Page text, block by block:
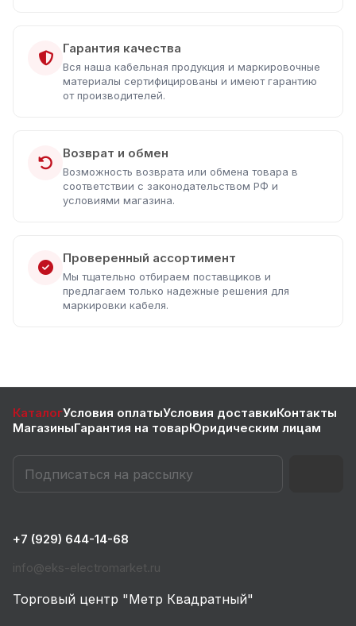
Гарантия качества
Вся наша кабельная продукция и маркировочные
материалы сертифицированы и имеют гарантию
от производителей.
Возврат и обмен
Возможность возврата или обмена товара в
соответствии с законодательством РФ и
условиями магазина.
Проверенный ассортимент
Мы тщательно отбираем поставщиков и
предлагаем только надежные решения для
маркировки кабеля.
КаталогУсловия оплатыУсловия доставкиКонтакты
МагазиныГарантия на товарЮридическим лицам
+7 (929) 644-14-68
info@eks-electromarket.ru
Торговый центр "Метр Квадратный"